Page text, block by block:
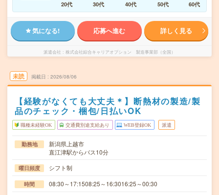
20代
30代 40代 50代 60代
気になる! 応募へ進む 詳しく見る
派遣会社 株式会社綜合キャリアオプション 製造事業部（全国）
未読 掲載日 2026/08/06
【経験がなくても大丈夫＊】断熱材の製造/製
品のチェック・梱包/日払いOK
職種未経験OK 交通費別途支給あり WEB登録OK 派遣
勤務地
新潟県上越市
直江津駅からバス10分
曜日頻度 シフト制
時間 08:30～17:1508:25～16:3016:25～00:30